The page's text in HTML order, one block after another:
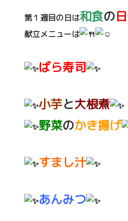
第１週目の日は和食の日
献立メニューは
ばら寿司
小芋と大根煮
野菜のかき揚げ
すまし汁
あんみつ